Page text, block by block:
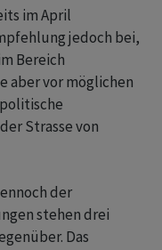
im April
jedoch bei,
Bereich
aber vor möglichen
Strasse von
der
stehen drei
Das